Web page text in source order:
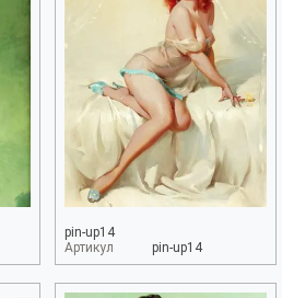
pin-up14
Артикул
pin-up14